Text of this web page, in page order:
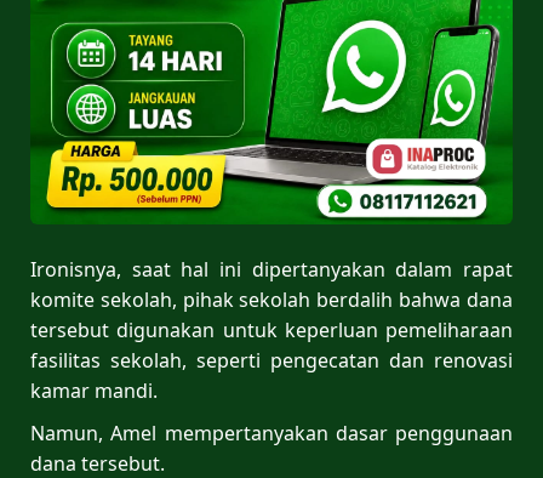
Ironisnya, saat hal ini dipertanyakan dalam rapat
komite sekolah, pihak sekolah berdalih bahwa dana
tersebut digunakan untuk keperluan pemeliharaan
fasilitas sekolah, seperti pengecatan dan renovasi
kamar mandi.
Namun, Amel mempertanyakan dasar penggunaan
dana tersebut.